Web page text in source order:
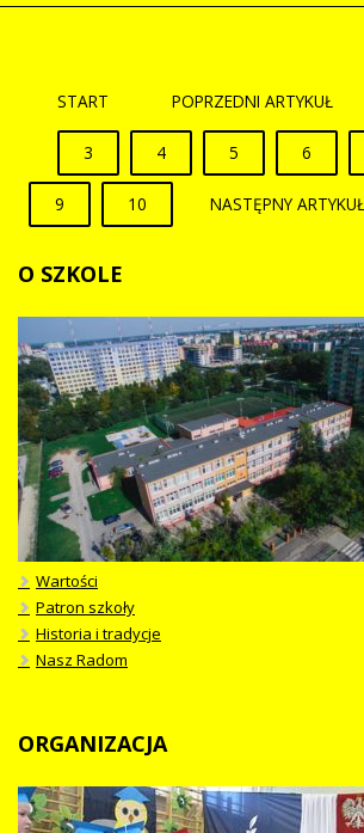
START POPRZEDNI ARTYKUŁ
3 4 5 6
9 10 NASTĘPNY ARTYKUŁ
O SZKOLE
Wartości
Patron szkoły
Historia i tradycje
Nasz Radom
ORGANIZACJA